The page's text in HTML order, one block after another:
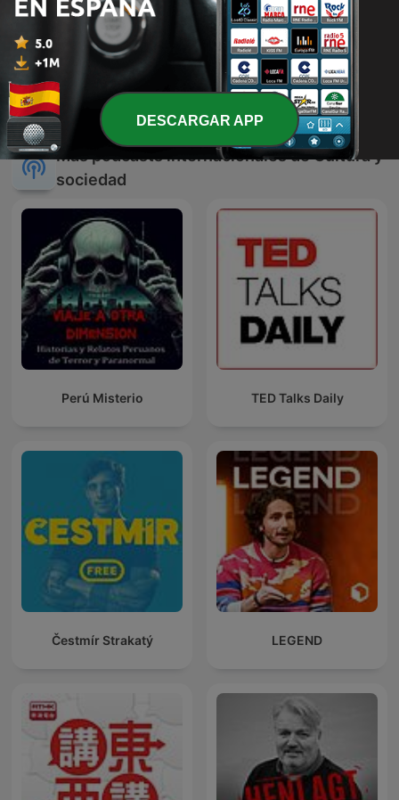
Documentos RNE Memorias de un tambor
Más podcasts internacionales de Cultura y
sociedad
Perú Misterio TED Talks Daily
Čestmír Strakatý LEGEND
DESCARGAR APP